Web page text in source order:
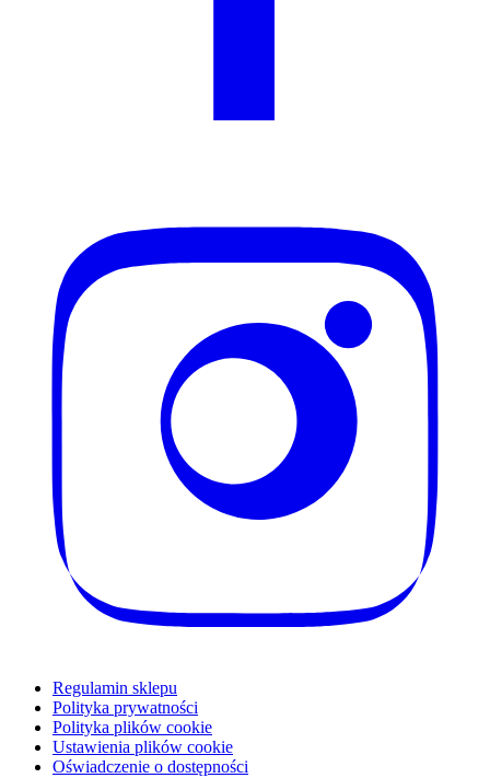
Regulamin sklepu
Polityka prywatności
Polityka plików cookie
Ustawienia plików cookie
Oświadczenie o dostępności